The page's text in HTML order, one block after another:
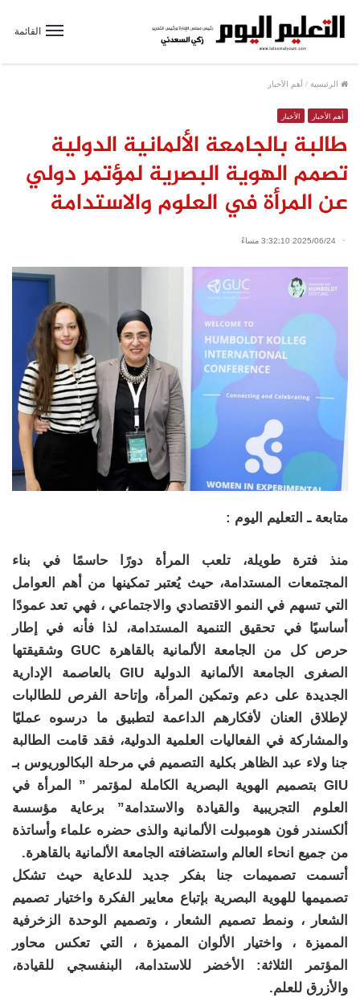
القائمة
الرئيسية / أهم الأخبار
أهم الأخبار الأخبار
طالبة بالجامعة الألمانية الدولية
تصمم الهوية البصرية لمؤتمر دولي
عن المرأة في العلوم والاستدامة
2025/06/24 3:32:10 مساءً
متابعة ـ التعليم اليوم :
منذ فترة طويلة، تلعب المرأة دورًا حاسمًا في بناء
المجتمعات المستدامة، حيث يُعتبر تمكينها من أهم العوامل
التي تسهم في النمو الاقتصادي والاجتماعي ، فهي تعد عمودًا
أساسيًا في تحقيق التنمية المستدامة، لذا فأنه في إطار
حرص كل من الجامعة الألمانية بالقاهرة GUC وشقيقتها
الصغرى الجامعة الألمانية الدولية GIU بالعاصمة الإدارية
الجديدة على دعم وتمكين المرأة، وإتاحة الفرص للطالبات
لإطلاق العنان لأفكارهم الداعمة لتطبيق ما درسوه عمليًا
والمشاركة في الفعاليات العلمية الدولية، فقد قامت الطالبة
جنا ولاء عبد الظاهر بكلية التصميم في مرحلة البكالوريوس بـ
GIU بتصميم الهوية البصرية الكاملة لمؤتمر ” المرأة في
العلوم التجريبية والقيادة والاستدامة” برعاية مؤسسة
ألكسندر فون هومبولت الألمانية والذى حضره علماء وأساتذة
من جميع انحاء العالم واستضافته الجامعة الألمانية بالقاهرة.
أتسمت تصميمات جنا بفكر جديد للدعاية حيث تشكل
تصميمها للهوية البصرية بإتباع معايير الفكرة واختيار تصميم
الشعار ، ونمط تصميم الشعار ، وتصميم الوحدة الزخرفية
المميزة ، واختيار الألوان المميزة ، التي تعكس محاور
المؤتمر الثلاثة: الأخضر للاستدامة، البنفسجي للقيادة،
والأزرق للعلم.